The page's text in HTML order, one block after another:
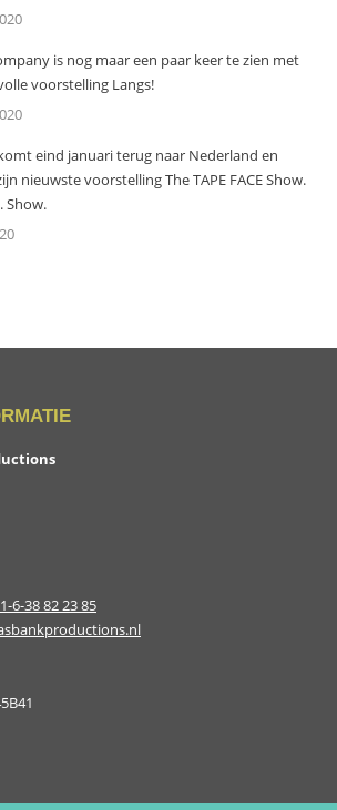
is nog maar een paar keer te zien met
voorstelling Langs!
komt eind januari terug naar Nederland en
nieuwste voorstelling The TAPE FACE Show.
Show.
6-38 82 23 85